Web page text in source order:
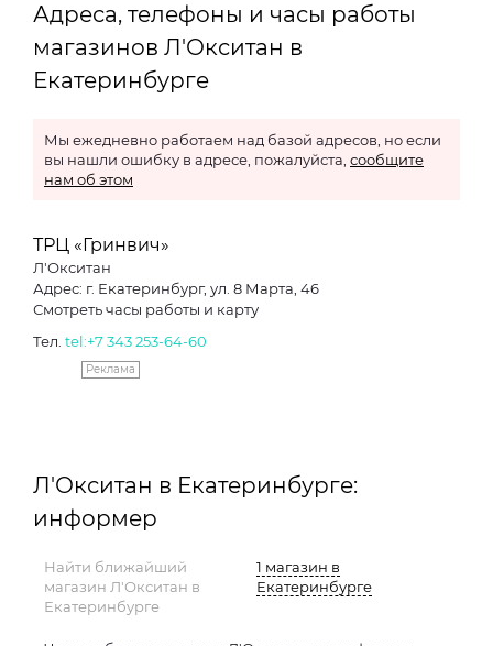
Адреса, телефоны и часы работы
магазинов Л'Окситан в
Екатеринбурге
Мы ежедневно работаем над базой адресов, но если
вы нашли ошибку в адресе, пожалуйста, сообщите
нам об этом
ТРЦ «Гринвич»
Л'Окситан
Адрес: г. Екатеринбург, ул. 8 Марта, 46
Смотреть часы работы и карту
Тел. tel:+7 343 253-64-60
Реклама
Л'Окситан в Екатеринбурге:
информер
Найти ближайший
магазин Л'Окситан в
Екатеринбурге
1 магазин в
Екатеринбурге